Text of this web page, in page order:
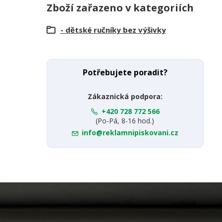
Zboží zařazeno v kategoriích
- dětské ručníky bez výšivky
Potřebujete poradit?
Zákaznická podpora:
+420 728 772 566
(Po-Pá, 8-16 hod.)
info@reklamnipiskovani.cz